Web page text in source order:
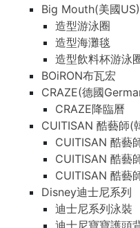
Big Mouth(美國US)
造型游泳圈
造型海灘毯
造型飲料杯游泳
BOiRON布瓦宏
CRAZE(德國
CRAZE降臨曆
CUITISAN 酷藝師(
CUITISAN 酷藝
CUITISAN 酷藝
CUITISAN 酷藝
Disney迪士尼系列
迪士尼系列泳裝
迪士尼寶寶護頭